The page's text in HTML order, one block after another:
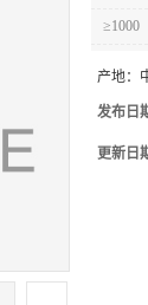
≥1000
产地：
发布日
更新日